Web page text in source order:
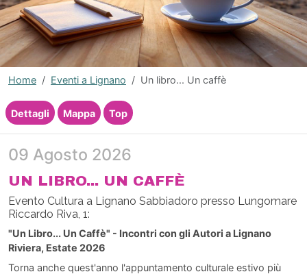
Home Eventi a Lignano Un libro... Un caffè
09 Agosto 2026
UN LIBRO... UN CAFFÈ
Evento Cultura a Lignano Sabbiadoro presso Lungomare
Riccardo Riva, 1:
"Un Libro... Un Caffè" - Incontri con gli Autori a Lignano
Riviera, Estate 2026
Torna anche quest'anno l'appuntamento culturale estivo più
Dettagli Mappa Top